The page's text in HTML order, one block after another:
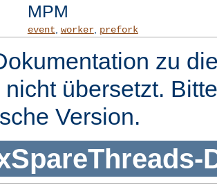
MPM
event worker, prefork
zu
nicht übersetzt.
Version.
-